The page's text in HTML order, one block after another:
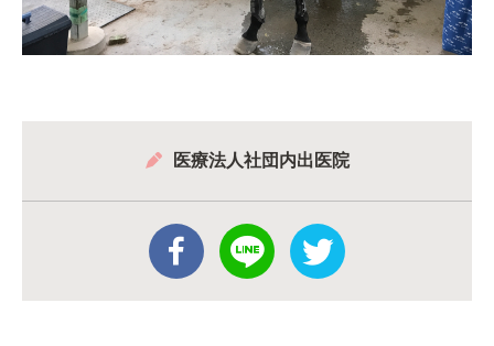
医療法人社団内出医院